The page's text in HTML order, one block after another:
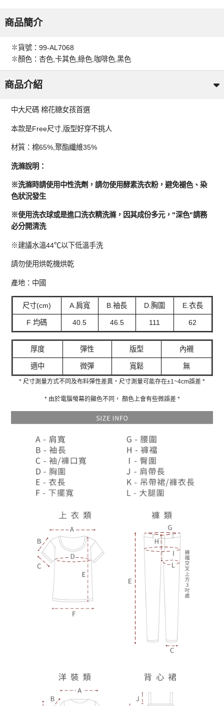
商品簡介
✽貨號：99-AL7068
✽顏色：杏色,卡其色,綠色,咖啡色,黑色
商品介紹
中大尺碼 棉花糖女孩首選
本款是Free尺寸,版型好穿不挑人
材質：棉65%,聚酯纖維35%
洗滌說明：
※洗滌時請使用中性洗劑，請勿使用酵素洗衣粉，避免褪色、染
色狀況發生
※使用洗衣球或是進口洗衣精洗滌，因其成份多元，"深色"請務
必分開清洗
※建議水溫44℃以下低溫手洗
請勿使用烘乾機烘乾
產地：中國
尺寸(cm) A.肩寬 B.袖長 D.胸圍 E.衣長
F 均碼 40.5 46.5 111 62
厚度 彈性 版型 內襯
適中 微彈 寬鬆 無
* 尺寸測量方式不同及布料彈性差異‧尺寸測量可能存在±1~4cm誤差 *
* 由於電腦螢幕的顯色不同， 顏色上會有些微誤差 *